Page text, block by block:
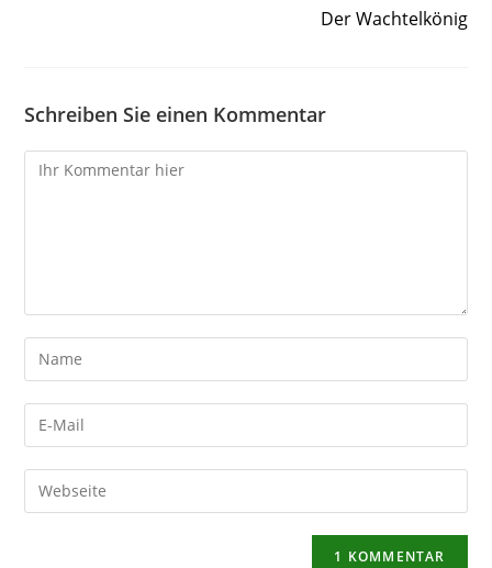
Der Wachtelkönig
Schreiben Sie einen Kommentar
Kommentare
Gib
deinen
Namen
oder
zum
Kommentieren
Gib
deine
E-
Mail-
Gib
deine